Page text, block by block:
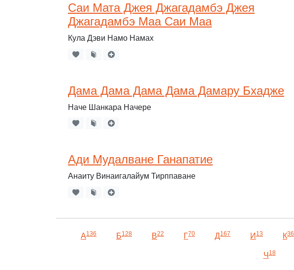
Саи Мата Джея Джагадамбэ Джея
Джагадамбэ Маа Саи Маа
Кула Дэви Намо Намах
Дама Дама Дама Дама Дамару Бхадже
Наче Шанкара Начере
Ади Мудалване Ганапатие
Анаиту Винаигалайум Тирппаване
А136 Б128 В22 Г70 Д167 И 13 К36
Ч18